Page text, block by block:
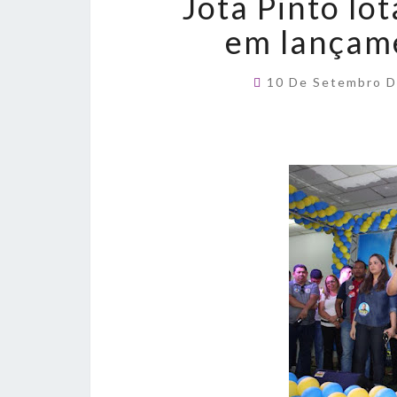
em
10 De Setembro